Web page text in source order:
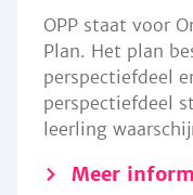
OPP staat voor
Plan. Het plan
perspectiefdeel
perspectiefdeel
leerling
Meer